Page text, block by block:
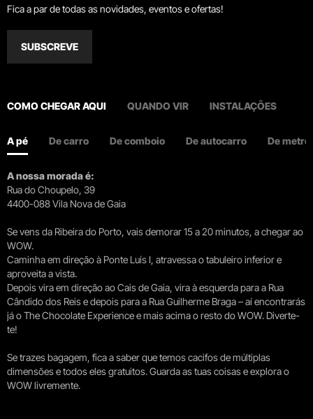
Fica a par de todas as novidades, eventos e ofertas!
SUBSCREVE
COMO CHEGAR AQUI QUANDO VIR INSTALAÇÕES
A pé De carro De comboio De autocarro De metro
A nossa morada é:
Rua do Choupelo, 39
4400-088 Vila Nova de Gaia
Se vens da Ribeira do Porto, vais demorar 15 a 20 minutos, a chegar ao
WOW.
Caminha em direção à Ponte Luís I, atravessa o tabuleiro inferior e
aproveita a vista.
Depois vira em direção ao Cais de Gaia, vira à esquerda para a Rua
Cândido dos Reis e depois para a Rua Guilherme Braga – aí encontrarás
já o The Chocolate Experience e mais acima o resto do WOW. Diverte-
te!
Se trazes bagagem, fica a saber que temos cacifos de múltiplas
dimensões e todos eles gratuitos. Guarda as tuas coisas e explora o
WOW livremente.